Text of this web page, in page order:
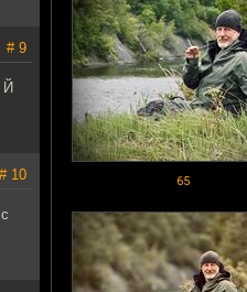
65
# 9
# 10